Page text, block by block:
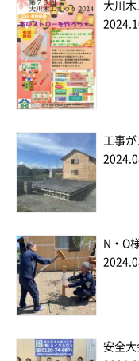
大川木
工事が
N・O
安全大